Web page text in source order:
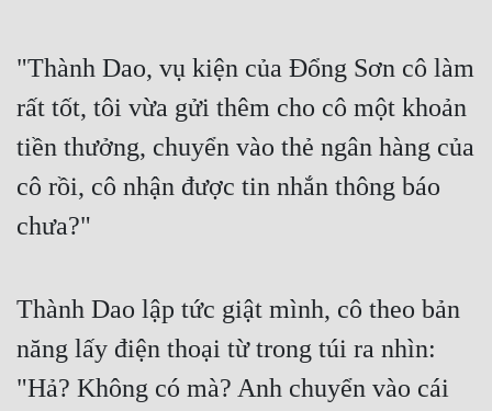
"Thành Dao, vụ kiện của Đổng Sơn cô làm
rất tốt, tôi vừa gửi thêm cho cô một khoản
tiền thưởng, chuyển vào thẻ ngân hàng của
cô rồi, cô nhận được tin nhắn thông báo
chưa?"
Thành Dao lập tức giật mình, cô theo bản
năng lấy điện thoại từ trong túi ra nhìn:
"Hả? Không có mà? Anh chuyển vào cái